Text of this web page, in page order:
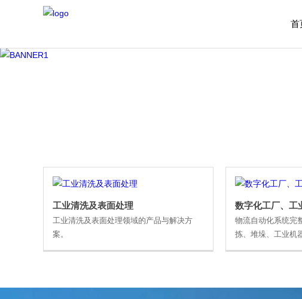
首
工业清洗及表面处理
工业清洗及表面处理领域的产品与解决方
案。
数字化工厂、工
物流自动化系统完
拣、堆垛、工业机